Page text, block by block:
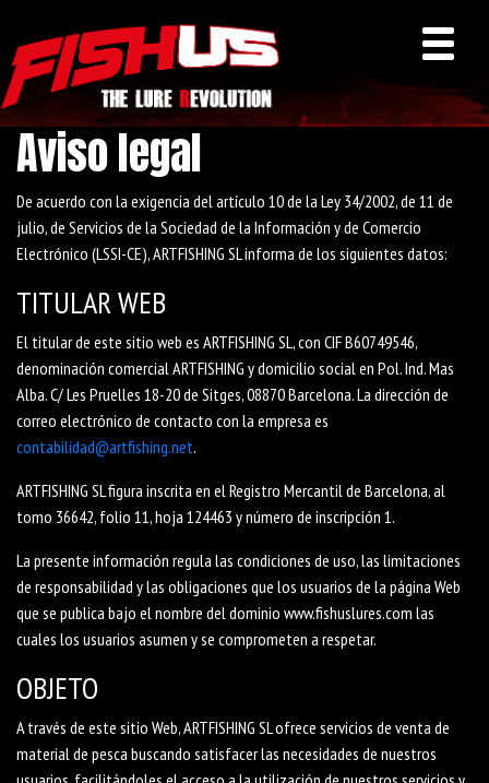
Aviso legal
De acuerdo con la exigencia del artículo 10 de la Ley 34/2002, de 11 de
julio, de Servicios de la Sociedad de la Información y de Comercio
Electrónico (LSSI-CE), ARTFISHING SL informa de los siguientes datos:
TITULAR WEB
El titular de este sitio web es ARTFISHING SL, con CIF B60749546,
denominación comercial ARTFISHING y domicilio social en Pol. Ind. Mas
Alba. C/ Les Pruelles 18-20 de Sitges, 08870 Barcelona. La dirección de
correo electrónico de contacto con la empresa es
contabilidad@artfishing.net.
ARTFISHING SL figura inscrita en el Registro Mercantil de Barcelona, al
tomo 36642, folio 11, hoja 124463 y número de inscripción 1.
La presente información regula las condiciones de uso, las limitaciones
de responsabilidad y las obligaciones que los usuarios de la página Web
que se publica bajo el nombre del dominio www.fishuslures.com las
cuales los usuarios asumen y se comprometen a respetar.
OBJETO
A través de este sitio Web, ARTFISHING SL ofrece servicios de venta de
material de pesca buscando satisfacer las necesidades de nuestros